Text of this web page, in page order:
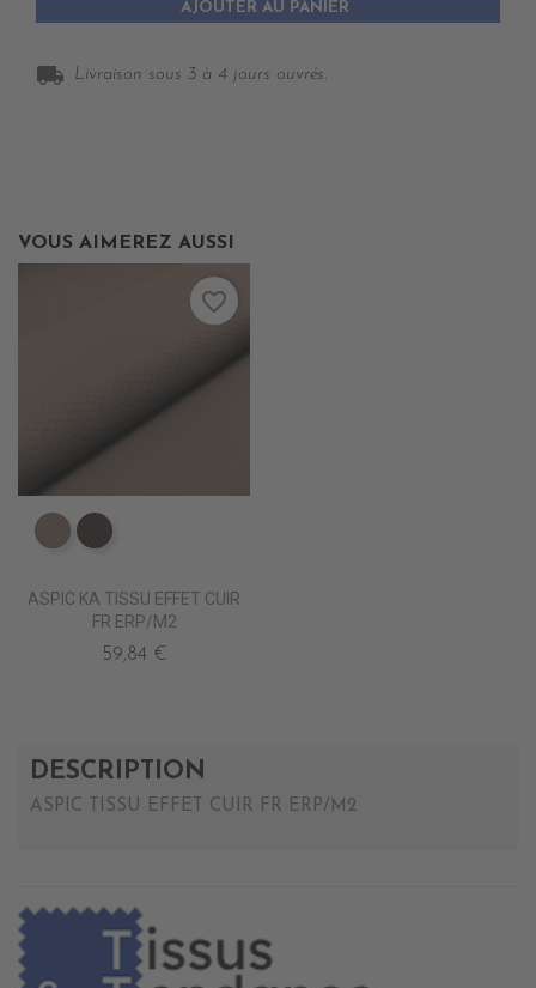
AJOUTER AU PANIER
local_shipping Livraison sous 3 à 4 jours ouvrés.
VOUS AIMEREZ AUSSI
ED0500 TAUPE KA
ED0501 VIENNOIS KA
ASPIC KA TISSU EFFET CUIR
FR ERP/M2
59,84 €
favorite_border
DESCRIPTION
ASPIC TISSU EFFET CUIR FR ERP/M2